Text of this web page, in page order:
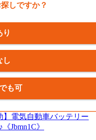
しですか？
り
し
も可